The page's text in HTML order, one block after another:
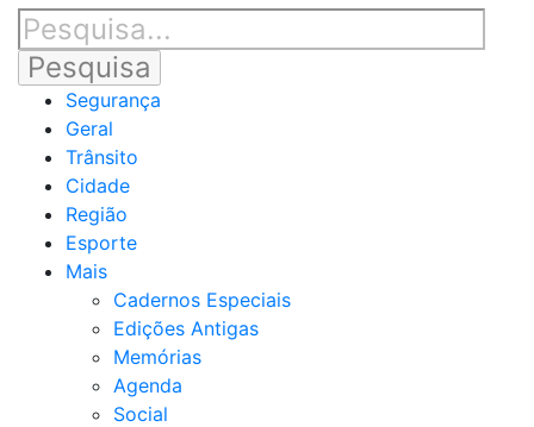
Segurança
Geral
Trânsito
Cidade
Região
Esporte
Mais
Cadernos Especiais
Edições Antigas
Memórias
Agenda
Social